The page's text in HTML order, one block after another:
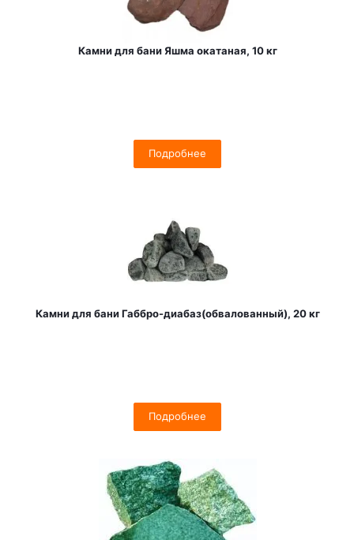
Камни для бани Яшма окатаная, 10 кг
Подробнее
Камни для бани Габбро-диабаз(обвалованный), 20 кг
Подробнее